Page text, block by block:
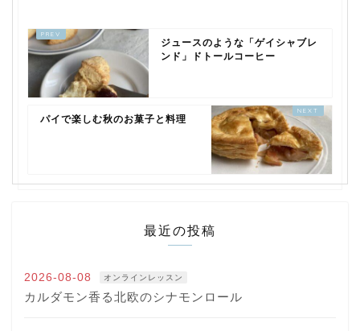
ジュースのような「ゲイシャブレ
ンド」ドトールコーヒー
パイで楽しむ秋のお菓子と料理
最近の投稿
2026-08-08 オンラインレッスン
カルダモン香る北欧のシナモンロール